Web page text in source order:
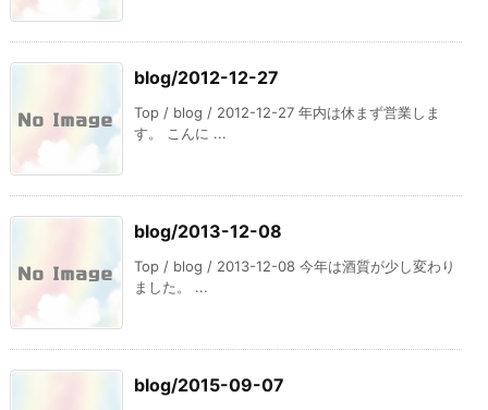
blog/2012-12-27
Top / blog / 2012-12-27 年内は休まず営業しま
す。 こんに ...
blog/2013-12-08
Top / blog / 2013-12-08 今年は酒質が少し変わり
ました。 ...
blog/2015-09-07